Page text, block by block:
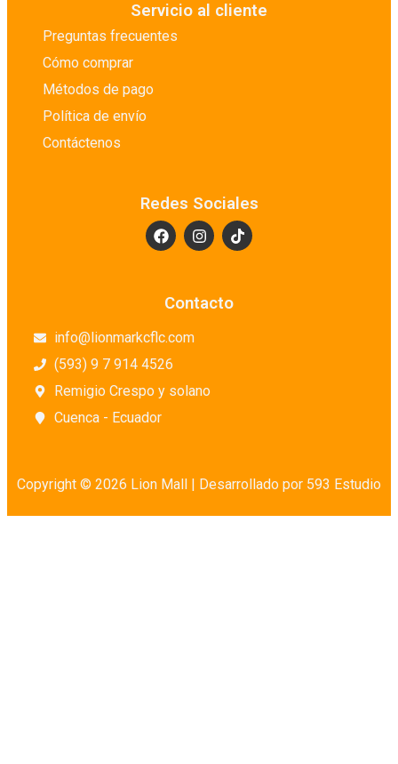
Servicio al cliente
Preguntas frecuentes
Cómo comprar
Métodos de pago
Política de envío
Contáctenos
Redes Sociales
Contacto
info@lionmarkcflc.com
(593) 9 7 914 4526
Remigio Crespo y solano
Cuenca - Ecuador
Copyright © 2026 Lion Mall | Desarrollado por 593 Estudio